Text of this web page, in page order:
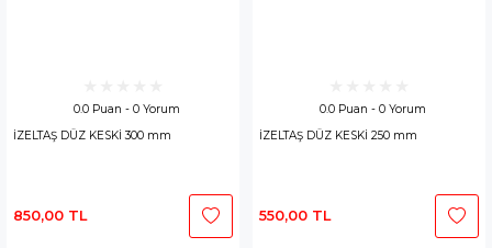
0.0 Puan - 0 Yorum
İZELTAŞ DÜZ KESKİ 300 mm
850,00 TL
0.0 Puan - 0 Yorum
İZELTAŞ DÜZ KESKİ 250 mm
550,00 TL